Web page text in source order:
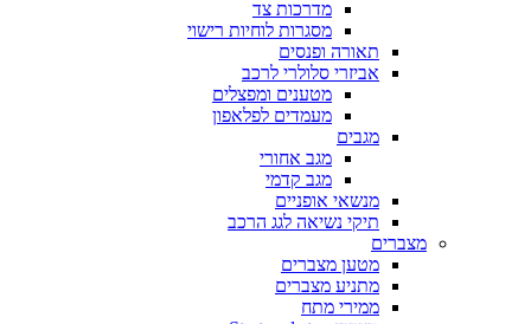
מדרכות צד
מסגרות לוחיות רישוי
תאורה ופנסים
אביזרי סלולרי לרכב
מטענים ומפצלים
מעמדים לפלאפון
מגבים
מגב אחורי
מגב קדמי
מנשאי אופניים
תיקי נשיאה לגג הרכב
מצברים
מטען מצברים
מתניע מצברים
ממירי מתח